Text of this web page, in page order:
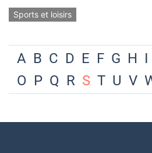
Sports et loisirs
A B C D E F G H I
O P Q R S T U V